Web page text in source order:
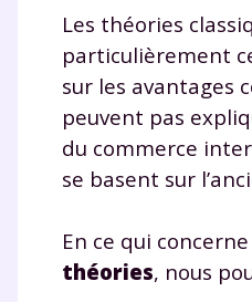
Les théories
particulièrement
sur les avantages
peuvent pas
du commerce
se basent sur
En ce qui concerne
théories, nous